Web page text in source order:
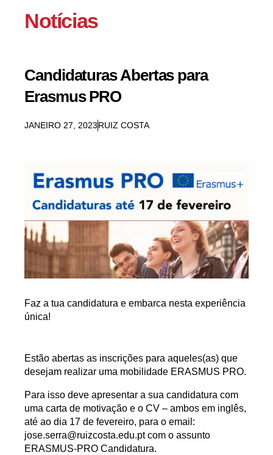
Notícias
Candidaturas Abertas para
Erasmus PRO
JANEIRO 27, 2023RUIZ COSTA
Faz a tua candidatura e embarca nesta experiência
única!
Estão abertas as inscrições para aqueles(as) que
desejam realizar uma mobilidade ERASMUS PRO.
Para isso deve apresentar a sua candidatura com
uma carta de motivação e o CV – ambos em inglês,
até ao dia 17 de fevereiro, para o email:
jose.serra@ruizcosta.edu.ptcom o assunto
ERASMUS-PRO Candidatura.